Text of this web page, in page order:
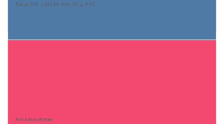
Folie MO 126×28 mm 50 µ PVC
Artikelnummer